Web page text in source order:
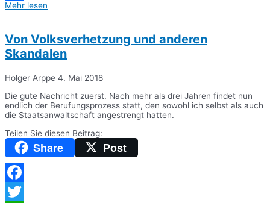
Teilen
Mehr lesen
Von Volksverhetzung und anderen
Skandalen
Holger Arppe 4. Mai 2018
Die gute Nachricht zuerst. Nach mehr als drei Jahren findet nun
endlich der Berufungsprozess statt, den sowohl ich selbst als auch
die Staatsanwaltschaft angestrengt hatten.
Teilen Sie diesen Beitrag:
Share Post
Facebook